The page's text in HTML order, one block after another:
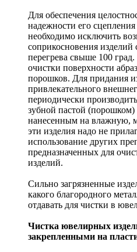
Для обеспечения
надежности его
необходимо исключить
соприкосновения
перегрева свыше 100
очистки поверхности
порошков. Для придания
привлекательного
периодически
зубной пастой
нанесенным на влажную,
эти изделия надо не
использование других
предназначенных для
изделий.
Сильно загрязненные
какого благородного
отдавать для чистки в
Чистка ювелирных
закрепленными на